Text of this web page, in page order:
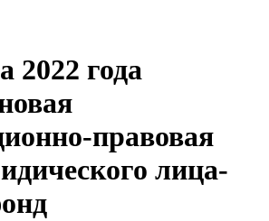
2022 года
правовая
лица-